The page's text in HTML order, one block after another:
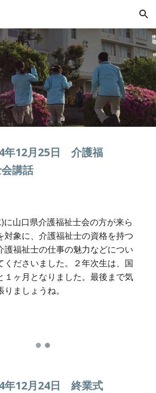
Skip to navigation
年12月25日 介護福
講話
山口県介護福祉士会の方が来ら
対象に、介護福祉士の資格を持つ
護福祉士の仕事の魅力などについ
くださいました。２年次生は、国
１ヶ月となりました。最後まで気
ましょうね。
年12月24日 終業式